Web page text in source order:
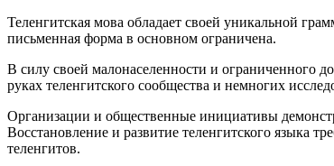
Теленгитская мова обладает своей уникальной
письменная форма в основном ограничена.
В силу своей малонаселенности и ограниченного
руках теленгитского сообщества и немногих
Организации и общественные инициативы
Восстановление и развитие теленгитского языка
теленгитов.